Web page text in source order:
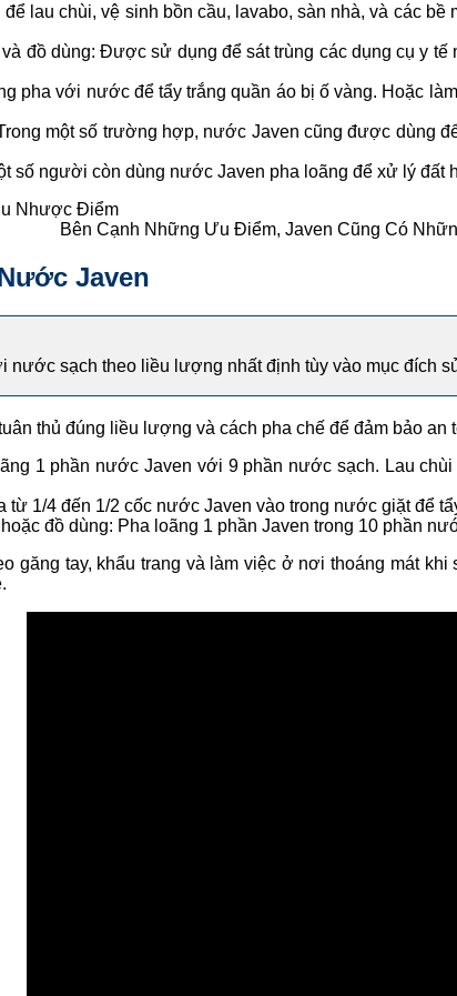
lau chùi, vệ sinh bồn cầu, lavabo, sàn nhà, và các
đồ dùng: Được sử dụng để sát trùng các dụng cụ y
pha với nước để tẩy trắng quần áo bị ố vàng. Hoặc
một số trường hợp, nước Javen cũng được dùng
số người còn dùng nước Javen pha loãng để xử lý đất
Bên Cạnh Những Ưu Điểm, Javen Cũng Có
Javen
nước sạch theo liều lượng nhất định tùy vào mục đích
thủ đúng liều lượng và cách pha chế để đảm bảo an
1 phần nước Javen với 9 phần nước sạch. Lau
từ 1/4 đến 1/2 cốc nước Javen vào trong nước giặt để
đồ dùng: Pha loãng 1 phần Javen trong 10 phần
găng tay, khẩu trang và làm việc ở nơi thoáng mát